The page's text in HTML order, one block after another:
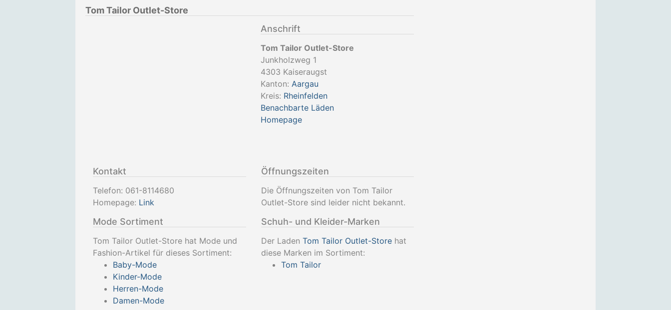
Tom Tailor Outlet-Store
Anschrift
Tom Tailor Outlet-Store
Junkholzweg 1
4303 Kaiseraugst
Kanton: Aargau
Kreis: Rheinfelden
Benachbarte Läden
Homepage
Kontakt
Telefon: 061-8114680
Homepage: Link
Öffnungszeiten
Die Öffnungszeiten von Tom Tailor
Outlet-Store sind leider nicht bekannt.
Mode Sortiment
Tom Tailor Outlet-Store hat Mode und
Fashion-Artikel für dieses Sortiment:
Baby-Mode
Kinder-Mode
Herren-Mode
Damen-Mode
Schuh- und Kleider-Marken
Der Laden Tom Tailor Outlet-Storehat
diese Marken im Sortiment:
Tom Tailor